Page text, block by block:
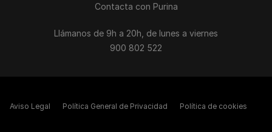
Contacta con Purina
Llámanos de 9h a 20h, de lunes a viernes
900 802 522
Aviso Legal Política General de Privacidad Política de cookies